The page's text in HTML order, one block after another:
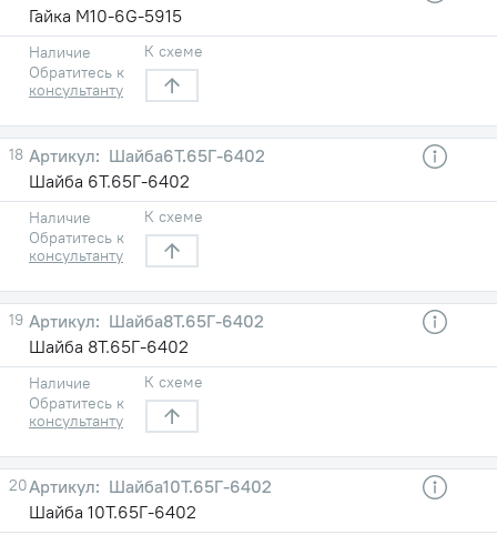
Гайка М10-6G-5915
Наличие
Обратитесь к
консультанту
К схеме
18
Шайба6Т.65Г-6402
Шайба 6Т.65Г-6402
Наличие
Обратитесь к
консультанту
К схеме
19
Шайба8Т.65Г-6402
Шайба 8Т.65Г-6402
Наличие
Обратитесь к
консультанту
К схеме
20
Шайба10Т.65Г-6402
Шайба 10Т.65Г-6402